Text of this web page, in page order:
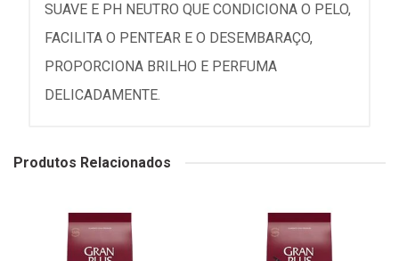
SUAVE E PH NEUTRO QUE CONDICIONA O PELO,
FACILITA O PENTEAR E O DESEMBARAÇO,
PROPORCIONA BRILHO E PERFUMA
DELICADAMENTE.
Produtos Relacionados